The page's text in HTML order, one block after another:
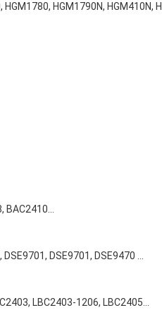
HGM1790N, HGM410N,
BAC2410…
DSE9701, DSE9470 …
LBC2403-1206, LBC2405…